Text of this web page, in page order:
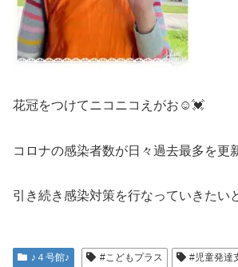
花冠をつけてニコニコえがお☺️💓
コロナの感染者数が日々過去最多を更
引き続き感染対策を行なっていきたい
♪４号館♪ #こどもプラス #児童発達